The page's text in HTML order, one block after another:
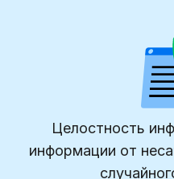
Целостность
информации от